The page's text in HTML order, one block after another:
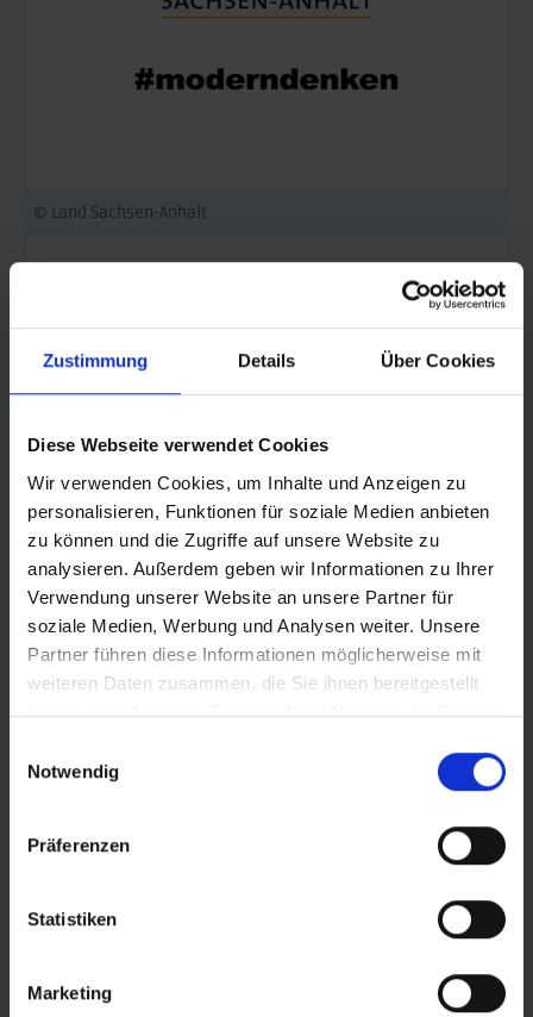
Zustimmung Details Über Cookies
Diese Webseite verwendet Cookies
Wir verwenden Cookies, um Inhalte und Anzeigen zu
personalisieren, Funktionen für soziale Medien anbieten
zu können und die Zugriffe auf unsere Website zu
analysieren. Außerdem geben wir Informationen zu Ihrer
Verwendung unserer Website an unsere Partner für
soziale Medien, Werbung und Analysen weiter. Unsere
Partner führen diese Informationen möglicherweise mit
weiteren Daten zusammen, die Sie ihnen bereitgestellt
haben oder die sie im Rahmen Ihrer Nutzung der Dienste
Notwendig
Präferenzen
Statistiken
Marketing
© Land Sachsen-Anhalt
© LOTTO Sachsen-Anhalt